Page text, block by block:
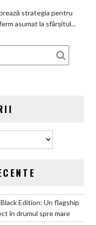
de
a
electric
până
modele
strategia pentru
asumat la sfârșitul...
Edition: Un flagship
în drumul spre mare